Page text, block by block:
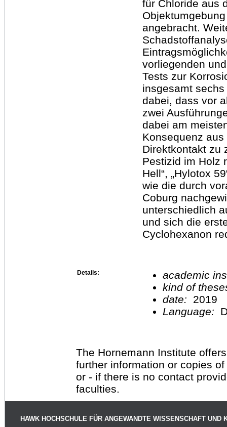
für Chloride aus
angebracht.
vorliegenden
Tests zur
insgesamt
dabei, dass vor
zwei
dabei am
Konsequenz
Direktkontakt zu
Pestizid im Holz
Hell“, „Hylotox
wie die durch
Coburg
unterschiedlich
und sich die
Cyclohexanon
Details:
academic
kind of
date:
2019
Language:
The Hornemann Institute
further information or copies
or - if there is no contact
faculties.
HAWK HOCHSCHULE FÜR ANGEWANDTE WISSENSCHAFT UND